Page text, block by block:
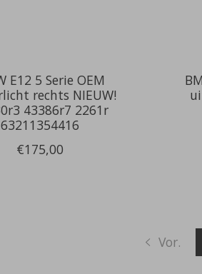
E12 5 Serie OEM
rechts NIEUW!
43386r7 2261r
63211354416
€175,00
Vor.